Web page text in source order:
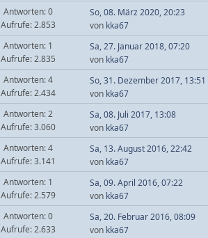
Antworten: 0
Aufrufe: 2.853
So, 08. März 2020, 20:23
von kka67
Antworten: 1
Aufrufe: 2.835
Sa, 27. Januar 2018, 07:20
von kka67
Antworten: 4
Aufrufe: 2.434
So, 31. Dezember 2017, 13:51
von kka67
Antworten: 2
Aufrufe: 3.060
Sa, 08. Juli 2017, 13:08
von kka67
Antworten: 4
Aufrufe: 3.141
Sa, 13. August 2016, 22:42
von kka67
Antworten: 1
Aufrufe: 2.579
Sa, 09. April 2016, 07:22
von kka67
Antworten: 0
Aufrufe: 2.633
Sa, 20. Februar 2016, 08:09
von kka67